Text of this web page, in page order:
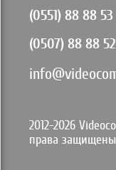
(0551) 88 88 53
(0507) 88 88 52
2012-2026
права защищены.